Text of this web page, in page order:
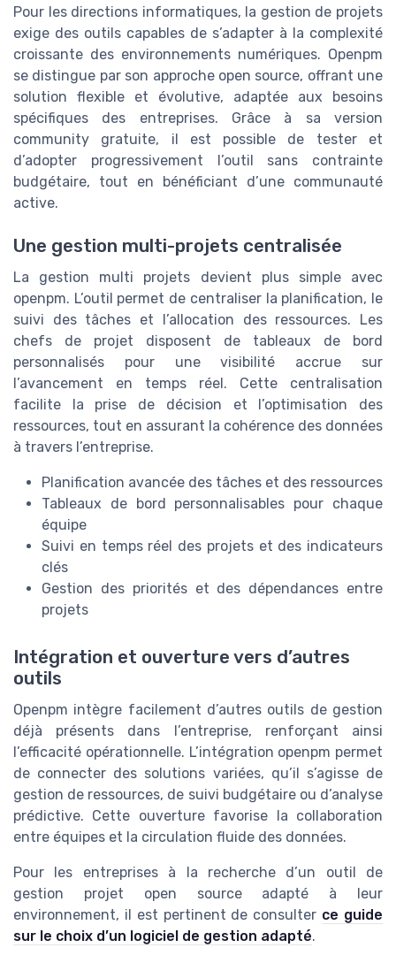
Pour les directions informatiques, la gestion de projets
exige des outils capables de s’adapter à la complexité
croissante des environnements numériques. Openpm
se distingue par son approche open source, offrant une
solution flexible et évolutive, adaptée aux besoins
spécifiques des entreprises. Grâce à sa version
community gratuite, il est possible de tester et
d’adopter progressivement l’outil sans contrainte
budgétaire, tout en bénéficiant d’une communauté
active.
Une gestion multi-projets centralisée
La gestion multi projets devient plus simple avec
openpm. L’outil permet de centraliser la planification, le
suivi des tâches et l’allocation des ressources. Les
chefs de projet disposent de tableaux de bord
personnalisés pour une visibilité accrue sur
l’avancement en temps réel. Cette centralisation
facilite la prise de décision et l’optimisation des
ressources, tout en assurant la cohérence des données
à travers l’entreprise.
Planification avancée des tâches et des ressources
Tableaux de bord personnalisables pour chaque
équipe
Suivi en temps réel des projets et des indicateurs
clés
Gestion des priorités et des dépendances entre
projets
Intégration et ouverture vers d’autres
outils
Openpm intègre facilement d’autres outils de gestion
déjà présents dans l’entreprise, renforçant ainsi
l’efficacité opérationnelle. L’intégration openpm permet
de connecter des solutions variées, qu’il s’agisse de
gestion de ressources, de suivi budgétaire ou d’analyse
prédictive. Cette ouverture favorise la collaboration
entre équipes et la circulation fluide des données.
Pour les entreprises à la recherche d’un outil de
gestion projet open source adapté à leur
environnement, il est pertinent de consulter ce guide
sur le choix d’un logiciel de gestion adapté.